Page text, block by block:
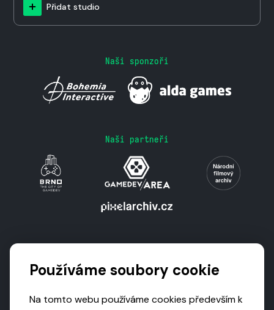
Přidat studio
Naši sponzoři
Naši partneři
Používáme soubory cookie
Na tomto webu používáme cookies především k